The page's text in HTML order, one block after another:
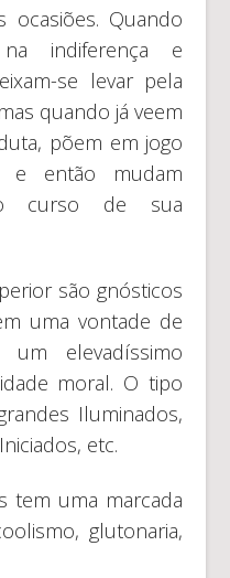
ocasiões. Quando
indiferença e
se levar pela
quando já veem
põem em jogo
e então mudam
curso de sua
são gnósticos
uma vontade de
elevadíssimo
moral. O tipo
Iluminados,
etc.
tem uma marcada
glutonaria,